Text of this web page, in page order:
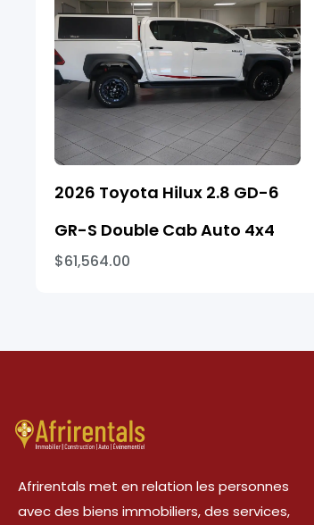
2026 Toyota Hilux 2.8 GD-6
GR-S Double Cab Auto 4x4
$61,564.00
Afrirentals met en relation les personnes
avec des biens immobiliers, des services,